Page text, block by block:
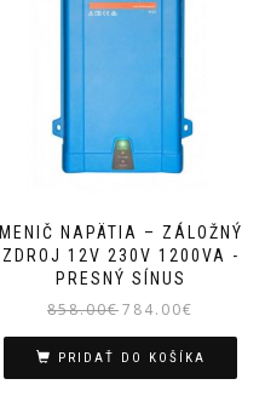
MENIČ NAPÄTIA – ZÁLOŽNÝ
ZDROJ 12V 230V 1200VA -
PRESNÝ SÍNUS
858.00€Pôvodná
cena
bola:
858.00€.
784.00€
cena
je:
784.00€.
PRIDAŤ DO KOŠÍKA